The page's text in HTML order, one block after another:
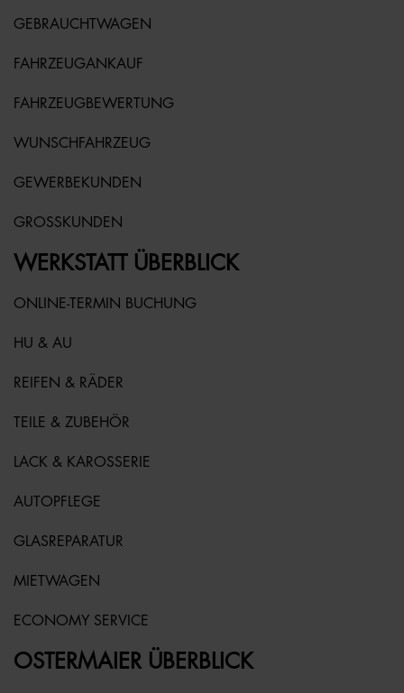
GEBRAUCHTWAGEN
FAHRZEUGANKAUF
FAHRZEUGBEWERTUNG
WUNSCHFAHRZEUG
GEWERBEKUNDEN
GROSSKUNDEN
WERKSTATT ÜBERBLICK
ONLINE-TERMIN BUCHUNG
HU & AU
REIFEN & RÄDER
TEILE & ZUBEHÖR
LACK & KAROSSERIE
AUTOPFLEGE
GLASREPARATUR
MIETWAGEN
ECONOMY SERVICE
OSTERMAIER ÜBERBLICK